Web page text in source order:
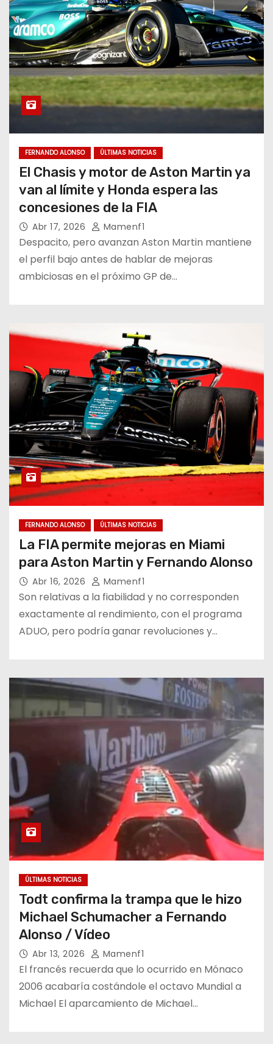
FERNANDO ALONSO ÚLTIMAS NOTICIAS
El Chasis y motor de Aston Martin ya
van al límite y Honda espera las
concesiones de la FIA
Abr 17, 2026 Mamenf1
Despacito, pero avanzan Aston Martin mantiene
el perfil bajo antes de hablar de mejoras
ambiciosas en el próximo GP de…
FERNANDO ALONSO ÚLTIMAS NOTICIAS
La FIA permite mejoras en Miami
para Aston Martin y Fernando Alonso
Abr 16, 2026 Mamenf1
Son relativas a la fiabilidad y no corresponden
exactamente al rendimiento, con el programa
ADUO, pero podría ganar revoluciones y…
ÚLTIMAS NOTICIAS
Todt confirma la trampa que le hizo
Michael Schumacher a Fernando
Alonso / Vídeo
Abr 13, 2026 Mamenf1
El francés recuerda que lo ocurrido en Mónaco
2006 acabaría costándole el octavo Mundial a
Michael El aparcamiento de Michael…